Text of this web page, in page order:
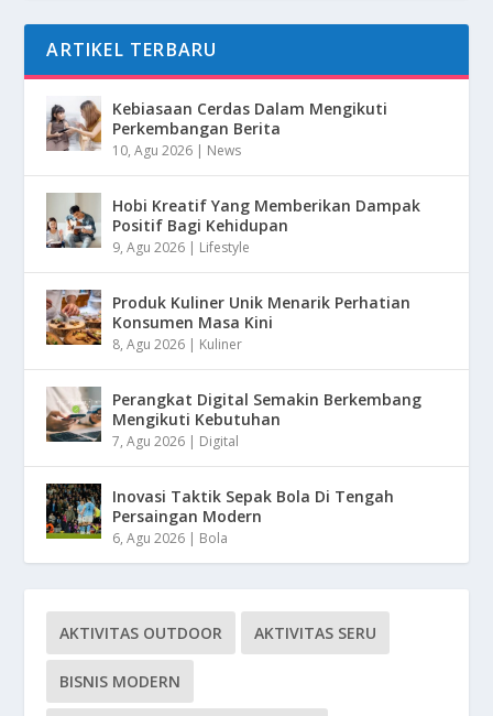
ARTIKEL TERBARU
Kebiasaan Cerdas Dalam Mengikuti
Perkembangan Berita
10, Agu 2026 | News
Hobi Kreatif Yang Memberikan Dampak
Positif Bagi Kehidupan
9, Agu 2026 | Lifestyle
Produk Kuliner Unik Menarik Perhatian
Konsumen Masa Kini
8, Agu 2026 | Kuliner
Perangkat Digital Semakin Berkembang
Mengikuti Kebutuhan
7, Agu 2026 | Digital
Inovasi Taktik Sepak Bola Di Tengah
Persaingan Modern
6, Agu 2026 | Bola
AKTIVITAS OUTDOOR AKTIVITAS SERU
BISNIS MODERN